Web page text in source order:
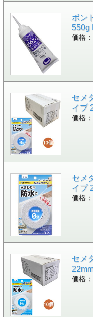
ボン
550g
価格
セメ
イプ
価格
セメ
イプ
価格
セメ
価格